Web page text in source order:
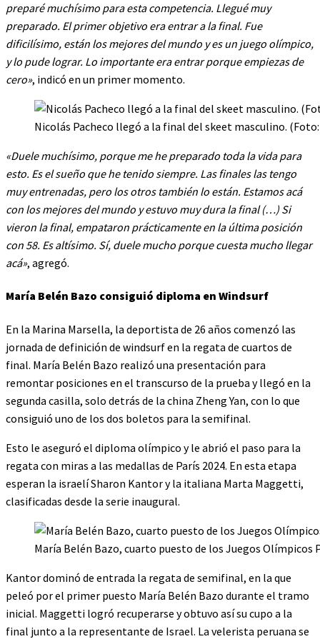
preparé muchísimo para esta competencia. Llegué muy
preparado. El primer objetivo era entrar a la final. Fue
dificilísimo, están los mejores del mundo y es un juego olímpico,
y lo pude lograr. Lo importante era entrar porque empiezas de
cero», indicó en un primer momento.
Nicolás Pacheco llegó a la final del skeet masculino.
«Duele muchísimo, porque me he preparado toda la vida para
esto. Es el sueño que he tenido siempre. Las finales las tengo
muy entrenadas, pero los otros también lo están. Estamos acá
con los mejores del mundo y estuvo muy dura la final (…) Si
vieron la final, empataron prácticamente en la última posición
con 58. Es altísimo. Sí, duele mucho porque cuesta mucho llegar
acá», agregó.
María Belén Bazo consiguió diploma en Windsurf
En la Marina Marsella, la deportista de 26 años comenzó las
jornada de definición de windsurf en la regata de cuartos de
final. María Belén Bazo realizó una presentación para
remontar posiciones en el transcurso de la prueba y llegó en la
segunda casilla, solo detrás de la china Zheng Yan, con lo que
consiguió uno de los dos boletos para la semifinal.
Esto le aseguró el diploma olímpico y le abrió el paso para la
regata con miras a las medallas de París 2024. En esta etapa
esperan la israelí Sharon Kantor y la italiana Marta Maggetti,
clasificadas desde la serie inaugural.
María Belén Bazo, cuarto puesto de los Juegos Olímpicos
Kantor dominó de entrada la regata de semifinal, en la que
peleó por el primer puesto María Belén Bazo durante el tramo
inicial. Maggetti logró recuperarse y obtuvo así su cupo a la
final junto a la representante de Israel. La velerista peruana se